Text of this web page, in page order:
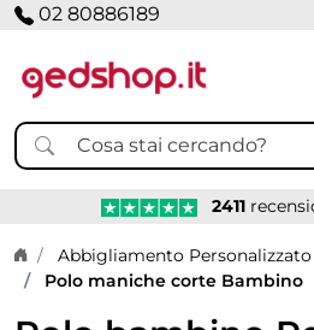
02 80886189
2411
Home page
Abbigliamento Personalizzato
Polo maniche corte Bambino